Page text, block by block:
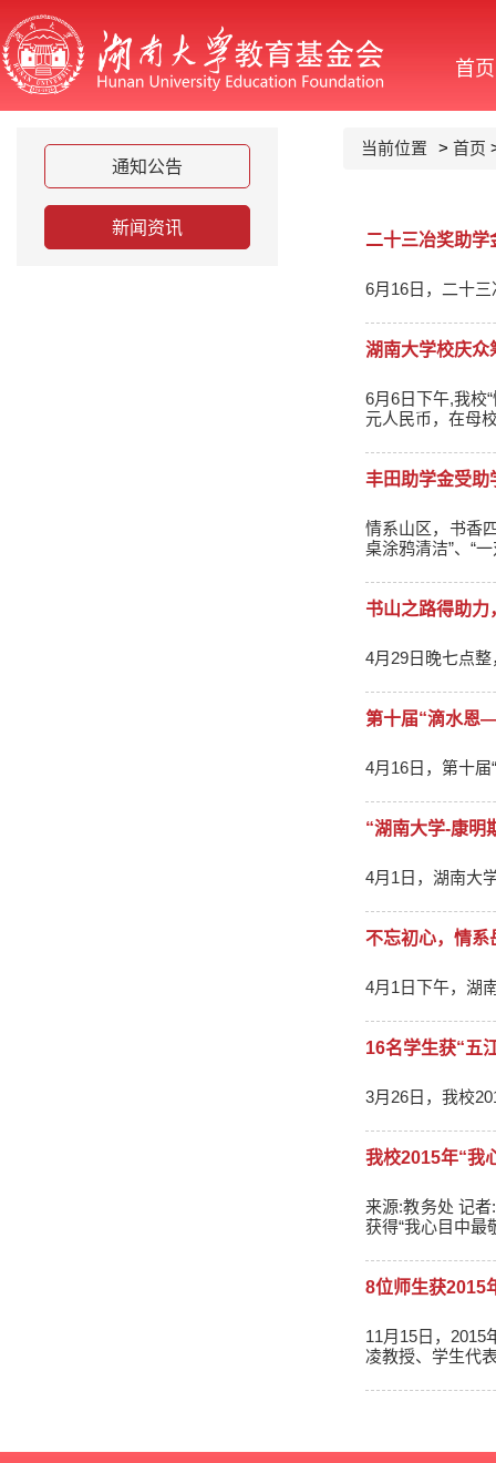
首页
通知公告
新闻资讯
当前位置 > 首页
二十三冶奖助学
6月16日，二十
湖南大学校庆众
6月6日下午,我校
元人民币，在母
丰田助学金受助
情系山区，书香四溢”捐书活动现场 课桌清除活动现场 为游客
桌涂鸦清洁”、“
书山之路得助
4月29日晚七点
第十届“滴水恩
4月16日，第十
“湖南大学-康明
4月1日，湖南大
不忘初心，情系
4月1日下午，湖
16名学生获“五
3月26日，我校
我校2015年“我
来源:教务处 记者:梁瑞媛 思麓 通讯员:唐琪 日前，我校2015年“我心目中最敬爱的老师”评选结果揭晓，建筑学院邓广等10位老师
获得“我心目中最
8位师生获2015
11月15日，2015
凌教授、学生代